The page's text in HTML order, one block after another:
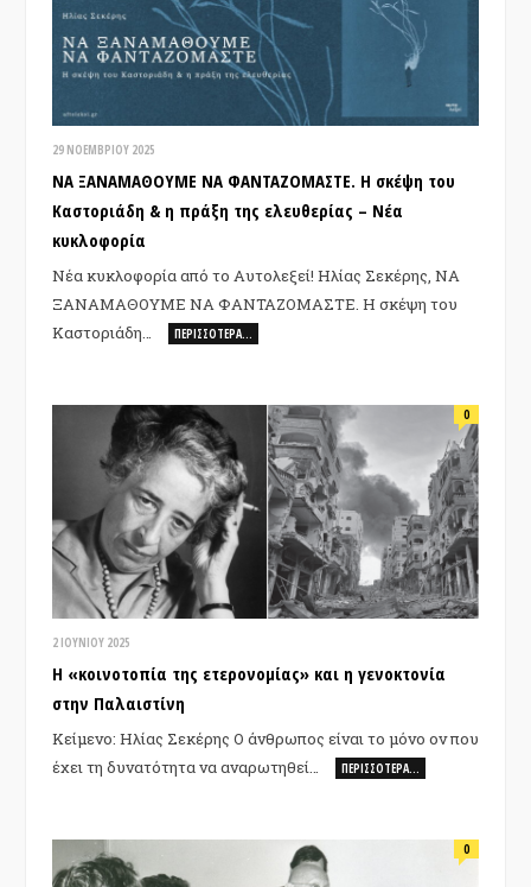
29 ΝΟΕΜΒΡΊΟΥ 2025
ΝΑ ΞΑΝΑΜΑΘΟΥΜΕ ΝΑ ΦΑΝΤΑΖΟΜΑΣΤΕ. Η σκέψη του
Καστοριάδη & η πράξη της ελευθερίας – Νέα
κυκλοφορία
Νέα κυκλοφορία από τo Αυτολεξεί! Ηλίας Σεκέρης, ΝΑ
ΞΑΝΑΜΑΘΟΥΜΕ ΝΑ ΦΑΝΤΑΖΟΜΑΣΤΕ. Η σκέψη του
Καστοριάδη…
ΠΕΡΙΣΣΌΤΕΡΑ…
2 ΙΟΥΝΊΟΥ 2025
0
H «κοινοτoπία της ετερονομίας» και η γενοκτονία
στην Παλαιστίνη
Κείμενο: Ηλίας Σεκέρης Ο άνθρωπος είναι το μόνο ον που
έχει τη δυνατότητα να αναρωτηθεί…
ΠΕΡΙΣΣΌΤΕΡΑ…
0